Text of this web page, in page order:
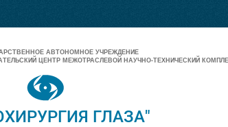
АВТОНОМНОЕ УЧРЕЖДЕНИЕ
ЦЕНТР МЕЖОТРАСЛЕВОЙ НАУЧНО-ТЕХНИЧЕСКИЙ
ГЛАЗА"